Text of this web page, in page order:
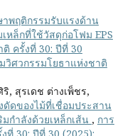
พฤติกรรมรับแรงด้าน
หล็กที่ใช้วัสดุก่อโฟม EPS
ครั้งที่ 30: ปีที่ 30
วิศวกรรมโยธาแห่งชาติ
สุรเดช ต่างเพ็ชร,
ดัดของไม้ที่เชื่อมประสาน
กำลังด้วยเหล็กเส้น , การ